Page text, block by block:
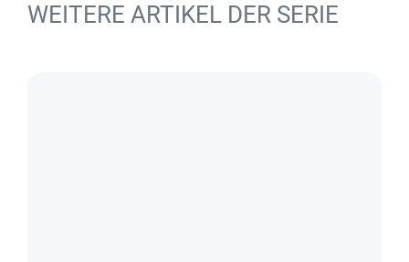
WEITERE ARTIKEL DER SERIE